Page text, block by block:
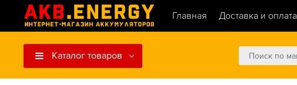
Главная Доставка и оплата
Каталог товаров